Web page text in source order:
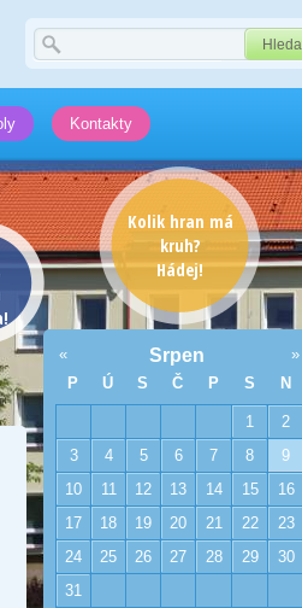
Kontakty
Kolik hran má
kruh?
Hádej!
« Srpen
»
P
Ú S Č P S N
1
2
3
4 5 6 7 8
9
10
11 12 13 14 15
16
17
18 19 20 21 22
23
24
25 26 27 28 29
30
31